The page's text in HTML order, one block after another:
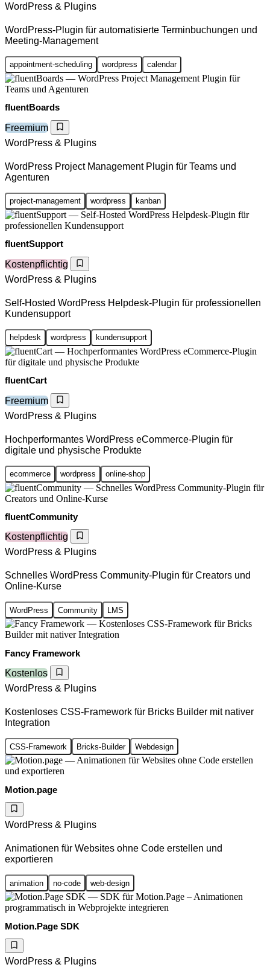
WordPress & Plugins
WordPress-Plugin für automatisierte Terminbuchungen und
Meeting-Management
appointment-scheduling wordpress calendar
fluentBoards
Freemium
WordPress & Plugins
WordPress Project Management Plugin für Teams und
Agenturen
project-management wordpress kanban
fluentSupport
Kostenpflichtig
WordPress & Plugins
Self-Hosted WordPress Helpdesk-Plugin für professionellen
Kundensupport
helpdesk wordpress kundensupport
fluentCart
Freemium
WordPress & Plugins
Hochperformantes WordPress eCommerce-Plugin für
digitale und physische Produkte
ecommerce wordpress online-shop
fluentCommunity
Kostenpflichtig
WordPress & Plugins
Schnelles WordPress Community-Plugin für Creators und
Online-Kurse
WordPress Community LMS
Fancy Framework
Kostenlos
WordPress & Plugins
Kostenloses CSS-Framework für Bricks Builder mit nativer
Integration
CSS-Framework Bricks-Builder Webdesign
Motion.page
WordPress & Plugins
Animationen für Websites ohne Code erstellen und
exportieren
animation no-code web-design
Motion.Page SDK
WordPress & Plugins